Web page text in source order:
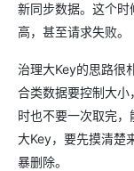
新同步数据。这个
高，甚至请求失败。
治理大Key的思路很
合类数据要控制大
时也不要一次取完
大Key，要先摸清楚
暴删除。